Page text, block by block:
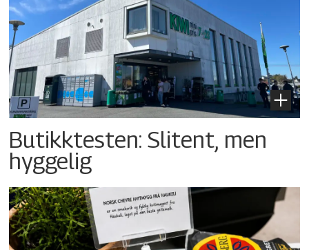
Butikktesten: Slitent, men
hyggelig